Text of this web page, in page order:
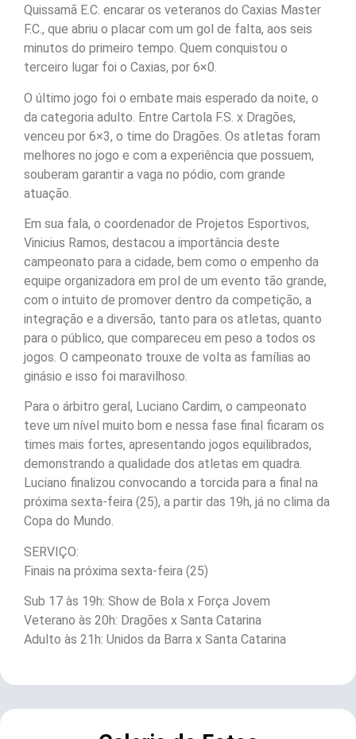
Quissamã E.C. encarar os veteranos do Caxias Master
F.C., que abriu o placar com um gol de falta, aos seis
minutos do primeiro tempo. Quem conquistou o
terceiro lugar foi o Caxias, por 6×0.
O último jogo foi o embate mais esperado da noite, o
da categoria adulto. Entre Cartola F.S. x Dragões,
venceu por 6×3, o time do Dragões. Os atletas foram
melhores no jogo e com a experiência que possuem,
souberam garantir a vaga no pódio, com grande
atuação.
Em sua fala, o coordenador de Projetos Esportivos,
Vinicius Ramos, destacou a importância deste
campeonato para a cidade, bem como o empenho da
equipe organizadora em prol de um evento tão grande,
com o intuito de promover dentro da competição, a
integração e a diversão, tanto para os atletas, quanto
para o público, que compareceu em peso a todos os
jogos. O campeonato trouxe de volta as famílias ao
ginásio e isso foi maravilhoso.
Para o árbitro geral, Luciano Cardim, o campeonato
teve um nível muito bom e nessa fase final ficaram os
times mais fortes, apresentando jogos equilibrados,
demonstrando a qualidade dos atletas em quadra.
Luciano finalizou convocando a torcida para a final na
próxima sexta-feira (25), a partir das 19h, já no clima da
Copa do Mundo.
SERVIÇO:
Finais na próxima sexta-feira (25)
Sub 17 às 19h: Show de Bola x Força Jovem
Veterano às 20h: Dragões x Santa Catarina
Adulto às 21h: Unidos da Barra x Santa Catarina